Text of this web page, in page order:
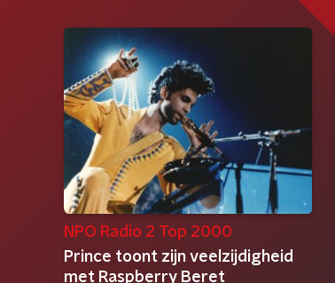
NPO Radio 2 Top 2000
Prince toont zijn veelzijdigheid
met Raspberry Beret